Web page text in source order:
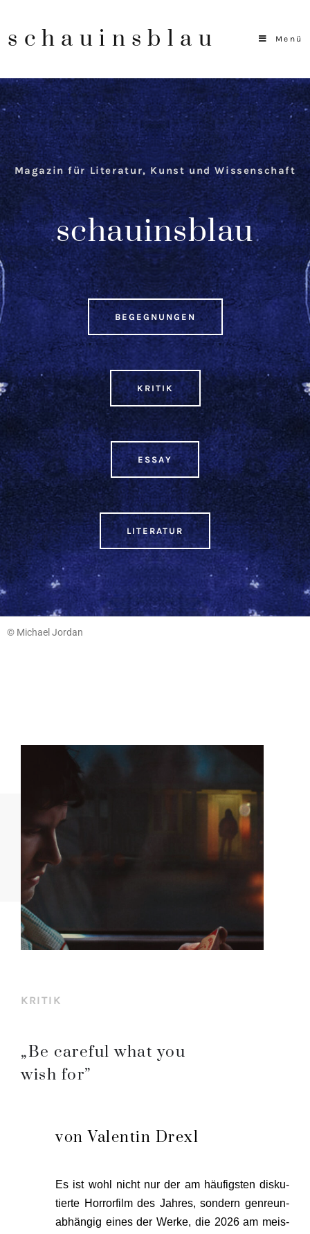
schauinsblau Menü
Magazin für Literatur, Kunst und Wissenschaft
schauinsblau
BEGEG­NUN­GEN
KRI­TIK
ESSAY
LITE­RA­TUR
© Micha­el Jordan
KRITIK
„Be careful what you
wish for”
von Valentin Drexl
Es ist wohl nicht nur der am häu­figs­ten dis­ku­
tier­te Hor­ror­film des Jah­res, son­dern gen­reun­
ab­hän­gig eines der Wer­ke, die 2026 am meis­